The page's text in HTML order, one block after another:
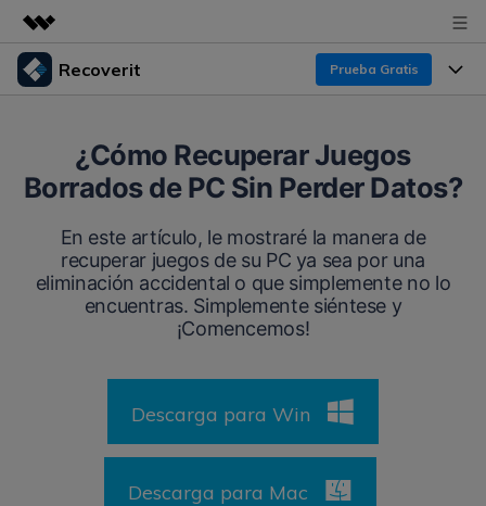
Productos destacados
Utilidades
Resumen
Sala de prensa
Recoverit Prueba Gratis
Líder en recuperación para Windows
Pruébalo Gratis
Recupera datos ilimitados del sistema Mac
Funciones
Recuperar de Unidades
Recuperar Medios Borrados
Soluciones de Recuperación Exclusivas
Escenarios de Pérdida de Datos
Recursos
Experto en Recuperación de Datos
Historias de Clientes
¿Cómo Recuperar Juegos
Borrados de PC Sin Perder Datos?
En este artículo, le mostraré la manera de
recuperar juegos de su PC ya sea por una
eliminación accidental o que simplemente no lo
encuentras. Simplemente siéntese y
¡Comencemos!
Descarga para Win
Descarga para Mac